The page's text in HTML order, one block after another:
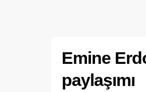
Emine
paylaşımı